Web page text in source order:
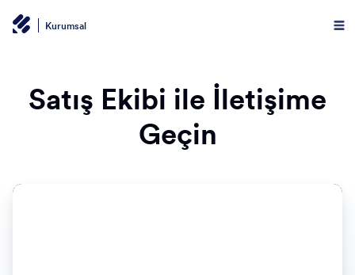
Kurumsal
Satış Ekibi ile İletişime
Geçin